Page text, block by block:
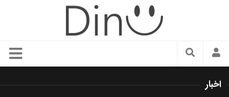
سبک زندگی
اخبار